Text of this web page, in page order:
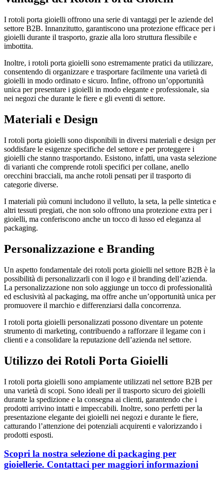
I rotoli porta gioielli offrono una serie di vantaggi per le aziende del
settore B2B. Innanzitutto, garantiscono una protezione efficace per i
gioielli durante il trasporto, grazie alla loro struttura flessibile e
imbottita.
Inoltre, i rotoli porta gioielli sono estremamente pratici da utilizzare,
consentendo di organizzare e trasportare facilmente una varietà di
gioielli in modo ordinato e sicuro. Infine, offrono un’opportunità
unica per presentare i gioielli in modo elegante e professionale, sia
nei negozi che durante le fiere e gli eventi di settore.
Materiali e Design
I rotoli porta gioielli sono disponibili in diversi materiali e design per
soddisfare le esigenze specifiche del settore e per proteggere i
gioielli che stanno trasportando. Esistono, infatti, una vasta selezione
di varianti che comprende rotoli specifici per collane, anello
orecchini bracciali, ma anche rotoli pensati per il trasporto di
categorie diverse.
I materiali più comuni includono il velluto, la seta, la pelle sintetica e
altri tessuti pregiati, che non solo offrono una protezione extra per i
gioielli, ma conferiscono anche un tocco di lusso ed eleganza al
packaging.
Personalizzazione e Branding
Un aspetto fondamentale dei rotoli porta gioielli nel settore B2B è la
possibilità di personalizzarli con il logo e il branding dell’azienda.
La personalizzazione non solo aggiunge un tocco di professionalità
ed esclusività al packaging, ma offre anche un’opportunità unica per
promuovere il marchio e differenziarsi dalla concorrenza.
I rotoli porta gioielli personalizzati possono diventare un potente
strumento di marketing, contribuendo a rafforzare il legame con i
clienti e a consolidare la reputazione dell’azienda nel settore.
Utilizzo dei Rotoli Porta Gioielli
I rotoli porta gioielli sono ampiamente utilizzati nel settore B2B per
una varietà di scopi. Sono ideali per il trasporto sicuro dei gioielli
durante la spedizione e la consegna ai clienti, garantendo che i
prodotti arrivino intatti e impeccabili. Inoltre, sono perfetti per la
presentazione elegante dei gioielli nei negozi e durante le fiere,
catturando l’attenzione dei potenziali acquirenti e valorizzando i
prodotti esposti.
Scopri la nostra selezione di packaging per
gioiellerie. Contattaci per maggiori informazioni